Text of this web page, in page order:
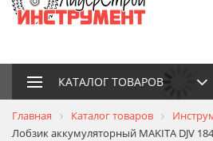
КАТАЛОГ ТОВАРОВ
Главная Каталог товаров
Лобзик аккумуляторный MAKITA DJV